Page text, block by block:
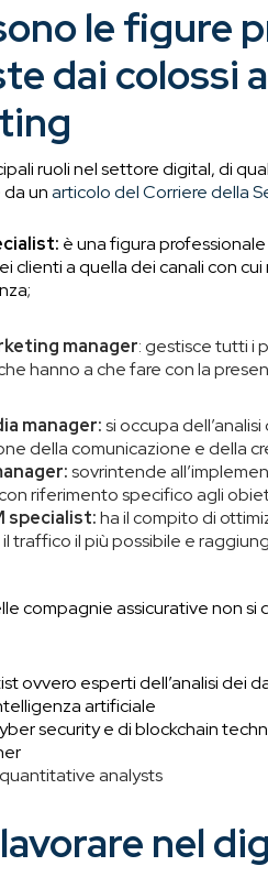
le figure
dai colossi
ruoli nel settore digital, di
unarticolo del Corriere della
è una figura
clienti a quella dei canali con
manager: gestisce tutti i
hanno a che fare con la
manager:si occupa
della comunicazione e della
sovrintende
riferimento specifico agli
specialist:ha il compito di
traffico il più possibile e
compagnie assicurative non
ovvero esperti dell’analisi dei
artificiale
security e di blockchain
analysts
nel